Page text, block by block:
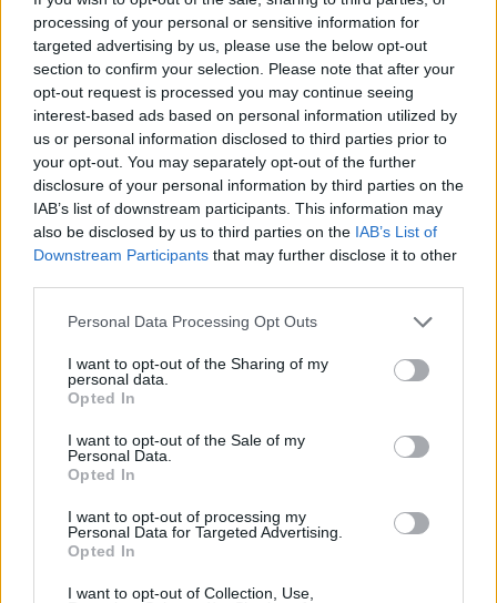
processing of your personal or sensitive information for
targeted advertising by us, please use the below opt-out
section to confirm your selection. Please note that after your
opt-out request is processed you may continue seeing
interest-based ads based on personal information utilized by
us or personal information disclosed to third parties prior to
your opt-out. You may separately opt-out of the further
disclosure of your personal information by third parties on the
IAB’s list of downstream participants. This information may
also be disclosed by us to third parties on the IAB’s List of
Downstream Participants that may further disclose it to other
Personal Data Processing Opt Outs
I want to opt-out of the Sharing of my
personal data.
Opted In
I want to opt-out of the Sale of my
Personal Data.
Opted In
I want to opt-out of processing my
Personal Data for Targeted Advertising.
Opted In
I want to opt-out of Collection, Use,